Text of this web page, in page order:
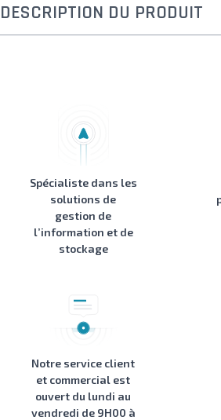
DESCRIPTION DU PRODUIT
Spécialiste dans les
solutions de
gestion de
l’information et de
stockage
Notre service client
et commercial est
ouvert du lundi au
vendredi de 9H00 à